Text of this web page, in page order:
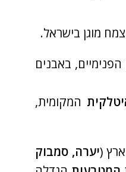
מוגן בישראל.
באבנים
המקומית,
יערה, סמבוק